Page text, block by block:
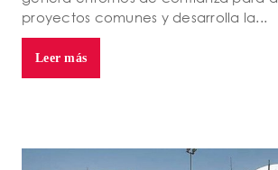
proyectos comunes y desarrolla la...
Leer más